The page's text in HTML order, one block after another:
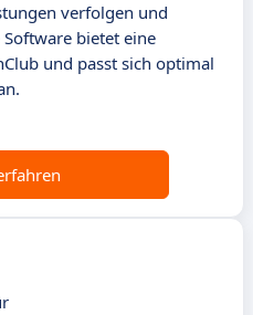
verfolgen und
bietet eine
und passt sich optimal